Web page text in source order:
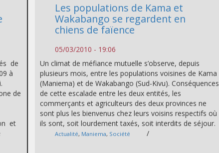
de
à
de
et
Les populations de Kama et
Wakabango se regardent en
chiens de faïence
05/03/2010 - 19:06
Un climat de méfiance mutuelle s’observe, depuis
plusieurs mois, entre les populations voisines de Kama
(Maniema) et de Wakabango (Sud-Kivu). Conséquences
de cette escalade entre les deux entités, les
commerçants et agriculteurs des deux provinces ne
sont plus les bienvenus chez leurs voisins respectifs où
ils sont, soit lourdement taxés, soit interdits de séjour.
Actualité, Maniema, Société /